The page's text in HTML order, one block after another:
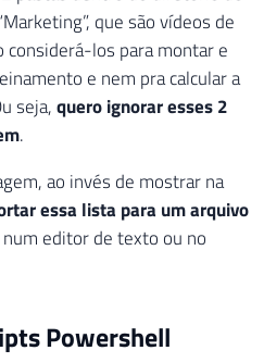
que são vídeos de
considerá-los para montar e
e nem pra calcular a
seja,quero ignorar esses 2
.
ao invés de mostrar na
essa lista para um arquivo
editor de texto ou no
Powershell